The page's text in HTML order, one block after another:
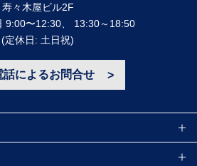
寿々⽊屋ビル2F
9:00〜12:30、 13:30～18:50
(定休⽇: ⼟⽇祝)
話によるお問合せ